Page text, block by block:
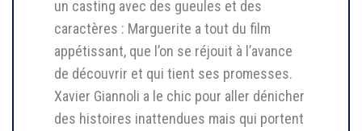
un casting avec des gueules et des
caractères : Marguerite a tout du film
appétissant, que l’on se réjouit à l’avance
de découvrir et qui tient ses promesses.
Xavier Giannoli a le chic pour aller dénicher
des histoires inattendues mais qui portent